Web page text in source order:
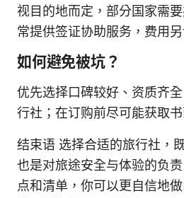
视目的地而定，部分国家需
常提供签证协助服务，费用另
如何避免被坑？
优先选择口碑较好、资质齐
行社；在订购前尽可能获取书
结束语 选择合适的旅行社，
也是对旅途安全与体验的负
点和清单，你可以更自信地